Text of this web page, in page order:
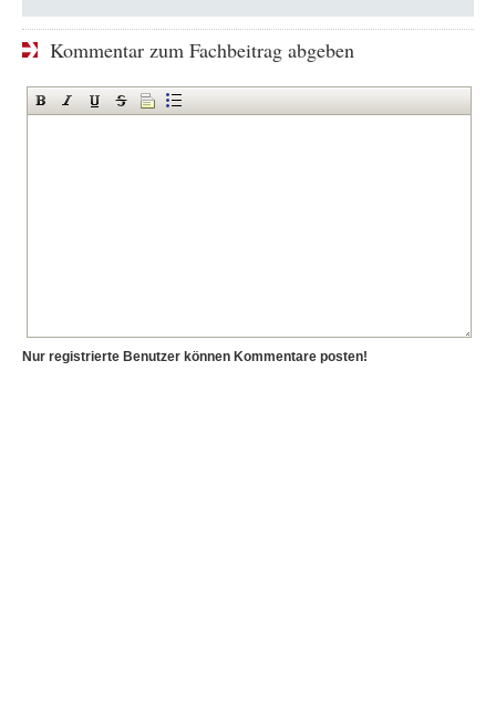
Kommentar zum Fachbeitrag abgeben
Nur registrierte Benutzer können Kommentare posten!